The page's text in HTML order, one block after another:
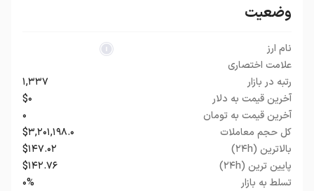
وضعیت
نام ارز
علامت اختصاری
رتبه در بازار
۱,۳۳۷
آخرین قیمت به دلار
$۰
آخرین قیمت به تومان
۰
کل حجم معاملات
$۳,۲۰۱,۱۹۸.۰
بالاترین (۲۴h)
$۱۴۷.۰۲
پایین ترین (۲۴h)
$۱۴۲.۷۶
تسلط به بازار
۰%